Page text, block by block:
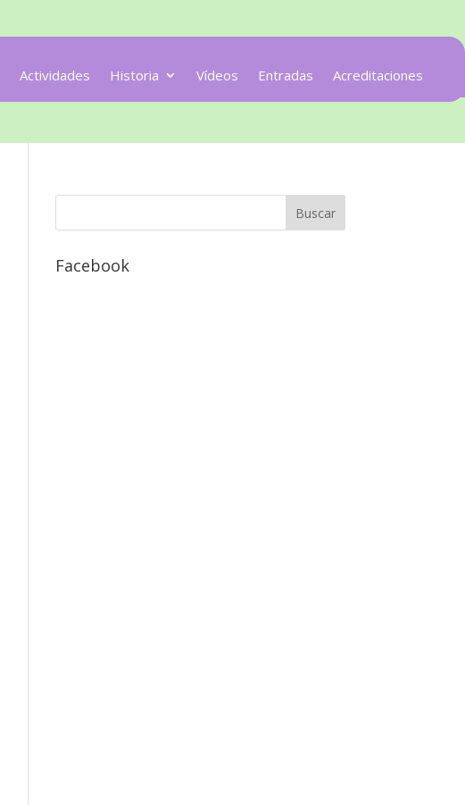
Actividades Historia Vídeos Entradas Acreditaciones
Facebook